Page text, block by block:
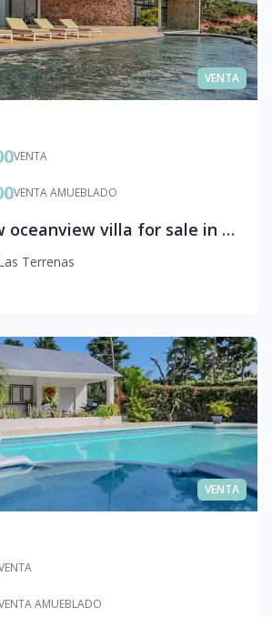
VENTA
VENTA
VENTA AMUEBLADO
Exclusive new oceanview villa for sale in Las Terrenas
Terrenas
VENTA
AMUEBLADO